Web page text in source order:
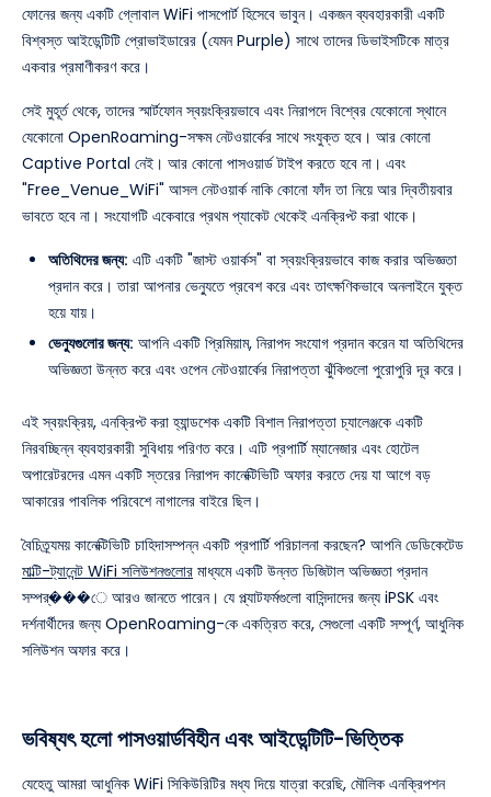
ফোনের জন্য একটি গ্লোবাল WiFi পাসপোর্ট হিসেবে ভাবুন। একজন ব্যবহারকারী একটি
বিশ্বস্ত আইডেন্টিটি প্রোভাইডারের (যেমন Purple) সাথে তাদের ডিভাইসটিকে মাত্র
একবার প্রমাণীকরণ করে।
সেই মুহূর্ত থেকে, তাদের স্মার্টফোন স্বয়ংক্রিয়ভাবে এবং নিরাপদে বিশ্বের যেকোনো স্থানে
যেকোনো OpenRoaming-সক্ষম নেটওয়ার্কের সাথে সংযুক্ত হবে। আর কোনো
Captive Portal নেই। আর কোনো পাসওয়ার্ড টাইপ করতে হবে না। এবং
"Free_Venue_WiFi" আসল নেটওয়ার্ক নাকি কোনো ফাঁদ তা নিয়ে আর দ্বিতীয়বার
ভাবতে হবে না। সংযোগটি একেবারে প্রথম প্যাকেট থেকেই এনক্রিপ্ট করা থাকে।
অতিথিদের জন্য: এটি একটি "জাস্ট ওয়ার্কস" বা স্বয়ংক্রিয়ভাবে কাজ করার অভিজ্ঞতা
প্রদান করে। তারা আপনার ভেন্যুতে প্রবেশ করে এবং তাৎক্ষণিকভাবে অনলাইনে যুক্ত
হয়ে যায়।
ভেন্যুগুলোর জন্য: আপনি একটি প্রিমিয়াম, নিরাপদ সংযোগ প্রদান করেন যা অতিথিদের
অভিজ্ঞতা উন্নত করে এবং ওপেন নেটওয়ার্কের নিরাপত্তা ঝুঁকিগুলো পুরোপুরি দূর করে।
এই স্বয়ংক্রিয়, এনক্রিপ্ট করা হ্যান্ডশেক একটি বিশাল নিরাপত্তা চ্যালেঞ্জকে একটি
নিরবচ্ছিন্ন ব্যবহারকারী সুবিধায় পরিণত করে। এটি প্রপার্টি ম্যানেজার এবং হোটেল
অপারেটরদের এমন একটি স্তরের নিরাপদ কানেক্টিভিটি অফার করতে দেয় যা আগে বড়
আকারের পাবলিক পরিবেশে নাগালের বাইরে ছিল।
বৈচিত্র্যময় কানেক্টিভিটি চাহিদাসম্পন্ন একটি প্রপার্টি পরিচালনা করছেন? আপনি ডেডিকেটেড
মাল্টি-ট্যানেন্ট WiFi সলিউশনগুলোর মাধ্যমে একটি উন্নত ডিজিটাল অভিজ্ঞতা প্রদান
সম্পর্���ে আরও জানতে পারেন। যে প্ল্যাটফর্মগুলো বাসিন্দাদের জন্য iPSK এবং
দর্শনার্থীদের জন্য OpenRoaming-কে একত্রিত করে, সেগুলো একটি সম্পূর্ণ, আধুনিক
সলিউশন অফার করে।
ভবিষ্যৎ হলো পাসওয়ার্ডবিহীন এবং আইডেন্টিটি-ভিত্তিক
যেহেতু আমরা আধুনিক WiFi সিকিউরিটির মধ্য দিয়ে যাত্রা করেছি, মৌলিক এনক্রিপশন